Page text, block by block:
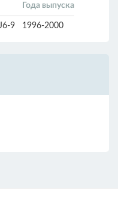
Года выпуска
9 1996-2000